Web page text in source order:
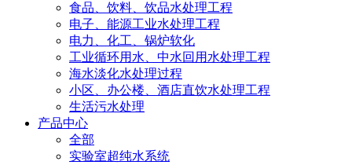
食品、饮料、饮品水处理工程
电子、能源工业水处理工程
电力、化工、锅炉软化
工业循环用水、中水回用水处理工程
海水淡化水处理过程
小区、办公楼、酒店直饮水处理工程
生活污水处理
产品中心
全部
实验室超纯水系统